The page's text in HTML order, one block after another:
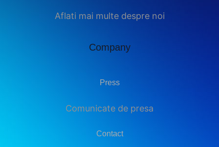
Aflati mai multe despre noi
Company
Press
Comunicate de presa
Contact